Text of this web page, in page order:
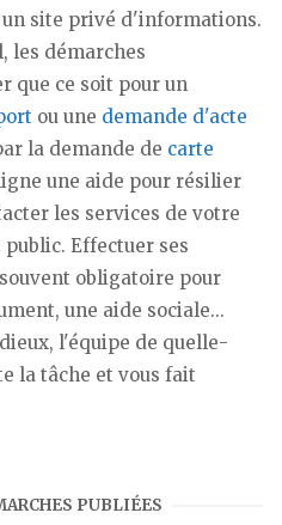
site privé d'informations.
les démarches
que ce soit pour un
ou une demande d'acte
la demande de carte
une aide pour résilier
les services de votre
Effectuer ses
obligatoire pour
une aide sociale...
l'équipe de quelle-
la tâche et vous fait
PUBLIÉES